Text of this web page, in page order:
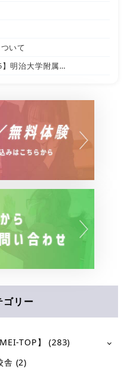
いて
】明治大学附属…
ゴリー
TOP】
(283)
舎 (2)